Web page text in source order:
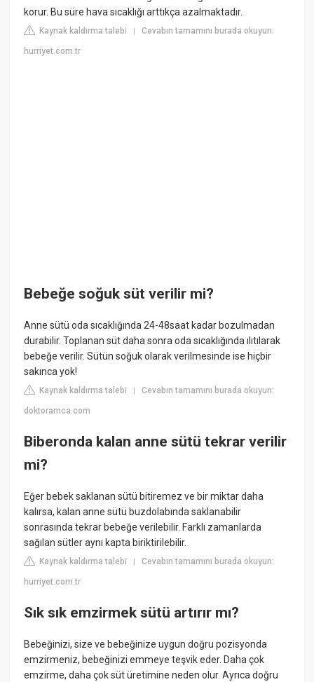
korur. Bu süre hava sıcaklığı arttıkça azalmaktadır.
Kaynak kaldırma talebi |Cevabın tamamını burada okuyun:
hurriyet.com.tr
Bebeğe soğuk süt verilir mi?
Anne sütü oda sıcaklığında 24-48saat kadar bozulmadan
durabilir. Toplanan süt daha sonra oda sıcaklığında ılıtılarak
bebeğe verilir. Sütün soğuk olarak verilmesinde ise hiçbir
sakınca yok!
Kaynak kaldırma talebi |Cevabın tamamını burada okuyun:
doktoramca.com
Biberonda kalan anne sütü tekrar verilir
mi?
Eğer bebek saklanan sütü bitiremez ve bir miktar daha
kalırsa, kalan anne sütü buzdolabında saklanabilir
sonrasında tekrar bebeğe verilebilir. Farklı zamanlarda
sağılan sütler aynı kapta biriktirilebilir.
Kaynak kaldırma talebi |Cevabın tamamını burada okuyun:
hurriyet.com.tr
Sık sık emzirmek sütü artırır mı?
Bebeğinizi, size ve bebeğinize uygun doğru pozisyonda
emzirmeniz, bebeğinizi emmeye teşvik eder. Daha çok
emzirme, daha çok süt üretimine neden olur. Ayrıca doğru